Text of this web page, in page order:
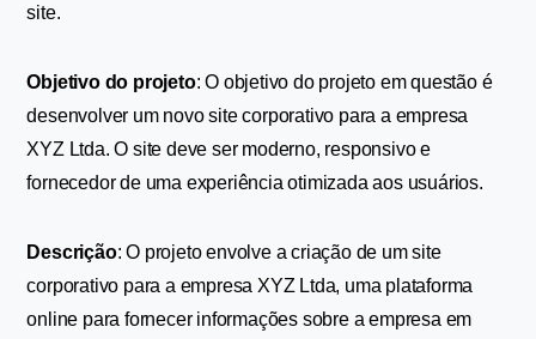
site.
Objetivo do projeto: O objetivo do projeto em questão é
desenvolver um novo site corporativo para a empresa
XYZ Ltda. O site deve ser moderno, responsivo e
fornecedor de uma experiência otimizada aos usuários.
Descrição: O projeto envolve a criação de um site
corporativo para a empresa XYZ Ltda, uma plataforma
online para fornecer informações sobre a empresa em